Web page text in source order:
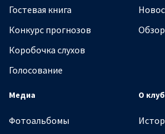
Гостевая книга
Конкурс прогнозов
Коробочка слухов
Голосование
Медиа
Фотоальбомы
О